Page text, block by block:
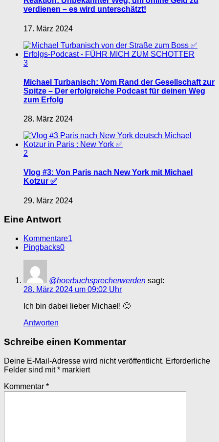
verdienen – es wird unterschätzt!
17. März 2024
3
Michael Turbanisch: Vom Rand der Gesellschaft zur
Spitze – Der erfolgreiche Podcast für deinen Weg
zum Erfolg
28. März 2024
2
Vlog #3: Von Paris nach New York mit Michael
Kotzur ✅
29. März 2024
Eine Antwort
Kommentare1
Pingbacks0
@hoerbuchsprecherwerden sagt:
28. März 2024 um 09:02 Uhr
Ich bin dabei lieber Michael! 🙂
Antworten
Schreibe einen Kommentar
Deine E-Mail-Adresse wird nicht veröffentlicht. Erforderliche
Felder sind mit* markiert
Kommentar *